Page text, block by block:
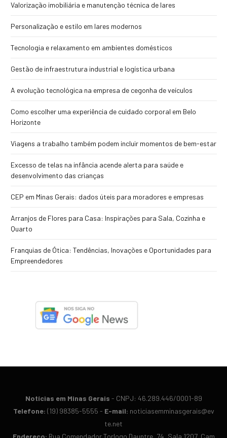
Valorização imobiliária e manutenção técnica de lares
Personalização e estilo em lares modernos
Tecnologia e relaxamento em ambientes domésticos
Gestão de infraestrutura industrial e logística urbana
A evolução tecnológica na empresa de cegonha de veículos
Como escolher uma experiência de cuidado corporal em Belo
Horizonte
Viagens a trabalho também podem incluir momentos de bem-estar
Excesso de telas na infância acende alerta para saúde e
desenvolvimento das crianças
CEP em Minas Gerais: dados úteis para moradores e empresas
Arranjos de Flores para Casa: Inspirações para Sala, Cozinha e
Quarto
Franquias de Ótica: Tendências, Inovações e Oportunidades para
Empreendedores
Notícias em Minas Gerais - CN​PJ: 46.​289.​446/​0001-​89
Te​lefone: (19) 98​385-​5555 - E-​mail: noticiasemminasgerais@​ev​
te.​net
En​der​eço: Rua Co​men​dador Tor​logo Dau​ntre, 74, Sa​la 12​07, Cam​